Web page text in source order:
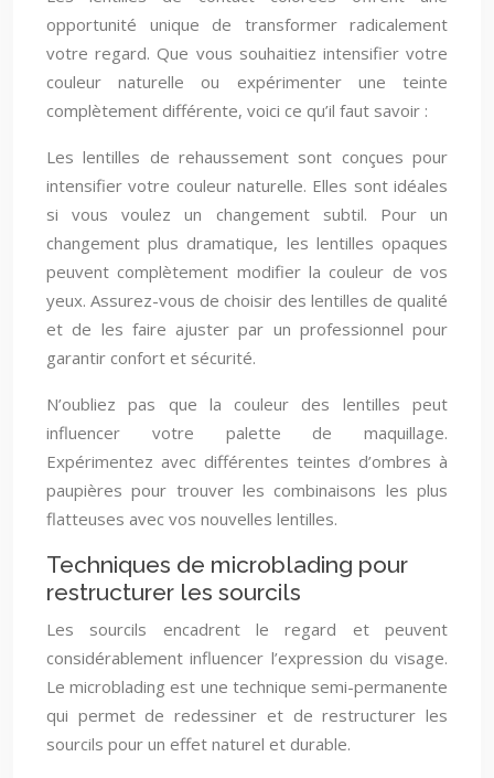
opportunité unique de transformer radicalement
votre regard. Que vous souhaitiez intensifier votre
couleur naturelle ou expérimenter une teinte
complètement différente, voici ce qu’il faut savoir :
Les lentilles de rehaussement sont conçues pour
intensifier votre couleur naturelle. Elles sont idéales
si vous voulez un changement subtil. Pour un
changement plus dramatique, les lentilles opaques
peuvent complètement modifier la couleur de vos
yeux. Assurez-vous de choisir des lentilles de qualité
et de les faire ajuster par un professionnel pour
garantir confort et sécurité.
N’oubliez pas que la couleur des lentilles peut
influencer votre palette de maquillage.
Expérimentez avec différentes teintes d’ombres à
paupières pour trouver les combinaisons les plus
flatteuses avec vos nouvelles lentilles.
Techniques de microblading pour
restructurer les sourcils
Les sourcils encadrent le regard et peuvent
considérablement influencer l’expression du visage.
Le microblading est une technique semi-permanente
qui permet de redessiner et de restructurer les
sourcils pour un effet naturel et durable.